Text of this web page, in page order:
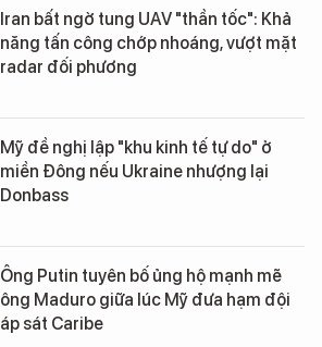
Iran bất ngờ tung UAV "thần tốc": Khả
năng tấn công chớp nhoáng, vượt mặt
radar đối phương
Mỹ đề nghị lập "khu kinh tế tự do" ở
miền Đông nếu Ukraine nhượng lại
Donbass
Ông Putin tuyên bố ủng hộ mạnh mẽ
ông Maduro giữa lúc Mỹ đưa hạm đội
áp sát Caribe